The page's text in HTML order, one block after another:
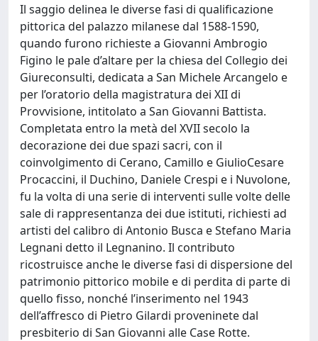
Il saggio delinea le diverse fasi di qualificazione
pittorica del palazzo milanese dal 1588-1590,
quando furono richieste a Giovanni Ambrogio
Figino le pale d’altare per la chiesa del Collegio dei
Giureconsulti, dedicata a San Michele Arcangelo e
per l’oratorio della magistratura dei XII di
Provvisione, intitolato a San Giovanni Battista.
Completata entro la metà del XVII secolo la
decorazione dei due spazi sacri, con il
coinvolgimento di Cerano, Camillo e GiulioCesare
Procaccini, il Duchino, Daniele Crespi e i Nuvolone,
fu la volta di una serie di interventi sulle volte delle
sale di rappresentanza dei due istituti, richiesti ad
artisti del calibro di Antonio Busca e Stefano Maria
Legnani detto il Legnanino. Il contributo
ricostruisce anche le diverse fasi di dispersione del
patrimonio pittorico mobile e di perdita di parte di
quello fisso, nonché l’inserimento nel 1943
dell’affresco di Pietro Gilardi proveninete dal
presbiterio di San Giovanni alle Case Rotte.